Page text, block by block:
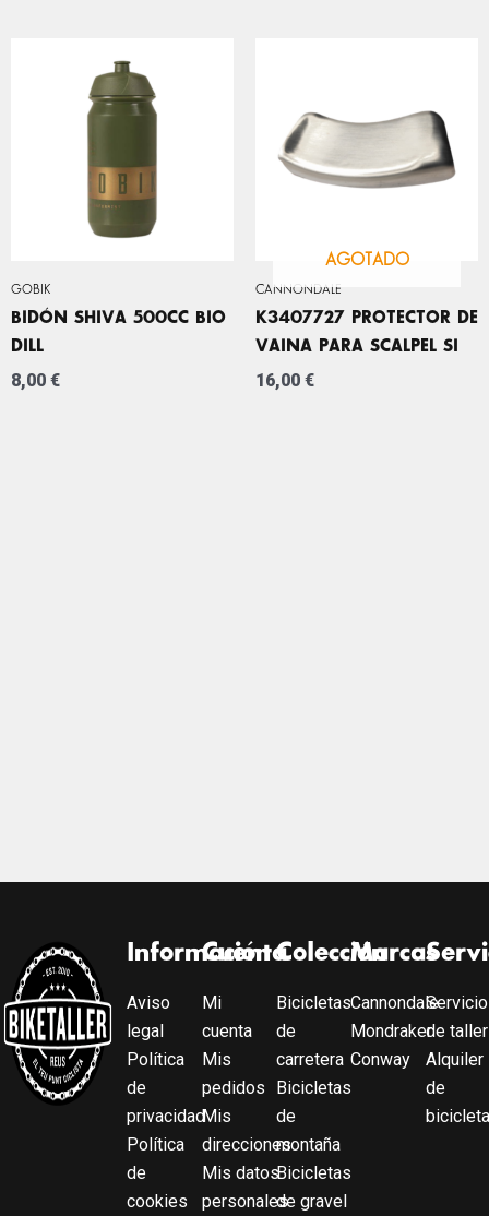
GOBIK
BIDÓN SHIVA 500CC BIO
DILL
8,00 €
AGOTADO
CANNONDALE
K3407727 PROTECTOR DE
VAINA PARA SCALPEL SI
16,00 €
Información
Aviso
legal
Política
de
privacidad
Política
de
cookies
Cuenta
Mi
cuenta
Mis
pedidos
Mis
direcciones
Mis datos
personales
Colección
Bicicletas
de
carretera
Bicicletas
de
montaña
Bicicletas
de gravel
Marcas
Cannondale
Mondraker
Conway
Servicio
de taller
Alquiler
de